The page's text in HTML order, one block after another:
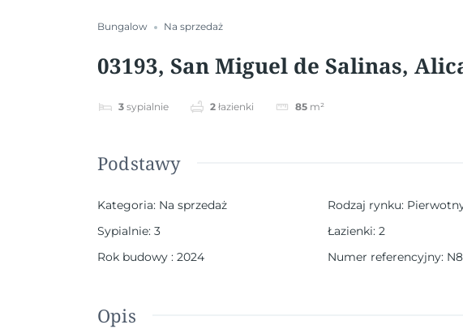
Bungalow Na sprzedaż
03193, San Miguel de Salinas,
3 sypialnie 2 łazienki 85 m²
Podstawy
Kategoria: Na sprzedaż Rodzaj rynku:
Sypialnie: 3 Łazienki: 2
Rok budowy : 2024 Numer referencyjny:
Opis